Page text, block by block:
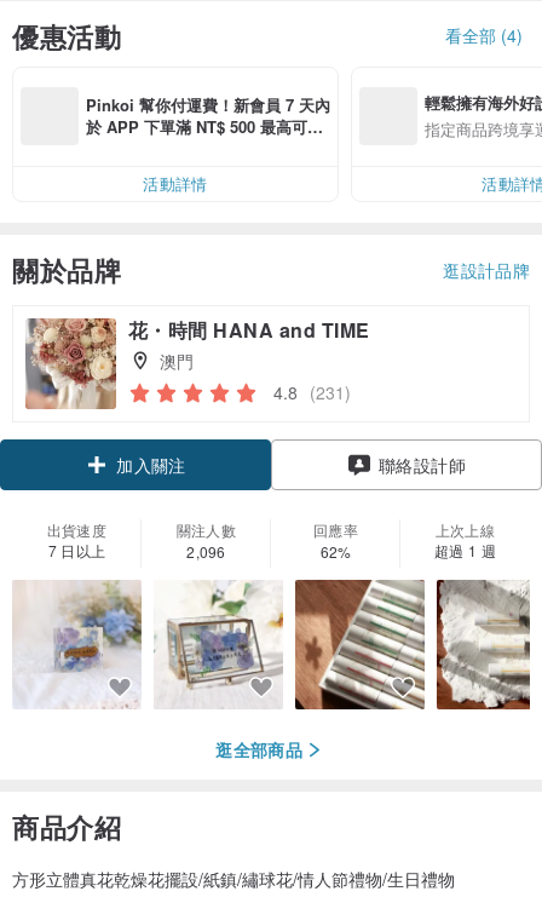
優惠活動 看全部 (4)
Pinkoi 幫你付運費！新會員 7 天內
於 APP 下單滿 NT$ 500 最高可折
活動詳情
輕鬆擁有海外好
指定商品跨境享
活動詳
關於品牌 逛設計品牌
花・時間 HANA and TIME
澳門
4.8 (231)
加入關注 聯絡設計師
出貨速度
7 日以上
關注人數
2,096
回應率
62%
上次上線
超過 1 週
逛全部商品
商品介紹
方形立體真花乾燥花擺設/紙鎮/繡球花/情人節禮物/生日禮物